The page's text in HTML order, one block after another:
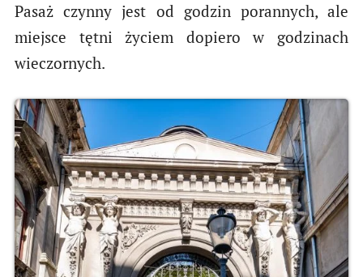
Pasaż czynny jest od godzin porannych, ale
miejsce tętni życiem dopiero w godzinach
wieczornych.